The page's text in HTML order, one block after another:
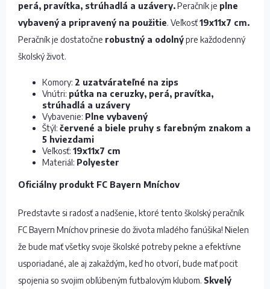
perá, pravítka, strúhadlá a uzávery.Peračník je plne
vybavený a pripravený na použitie. Veľkosť19x11x7 cm.
Peračník je dostatočne robustný a odolnýpre každodenný
školský život.
Komory: 2 uzatvárateľné na zips
Vnútri: pútka na ceruzky, perá, pravítka,
strúhadlá a uzávery
Vybavenie: Plne vybavený
Štýl: červené a biele pruhy s farebným znakom a
5 hviezdami
Veľkosť: 19x11x7 cm
Materiál: Polyester
Oficiálny produkt FC Bayern Mníchov
Predstavte si radosť a nadšenie, ktoré tento školský peračník
FC Bayern Mníchov prinesie do života mladého fanúšika! Nielen
že bude mať všetky svoje školské potreby pekne a efektívne
usporiadané, ale aj zakaždým, keď ho otvorí, bude mať pocit
spojenia so svojim obľúbeným futbalovým klubom. Skvelý